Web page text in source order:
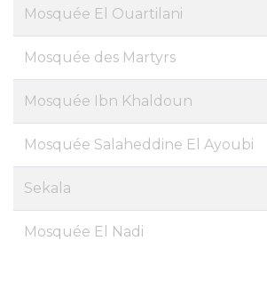
Mosquée El Ouartilani
Mosquée des Martyrs
Mosquée Ibn Khaldoun
Mosquée Salaheddine El Ayoubi
Sekala
Mosquée El Nadi